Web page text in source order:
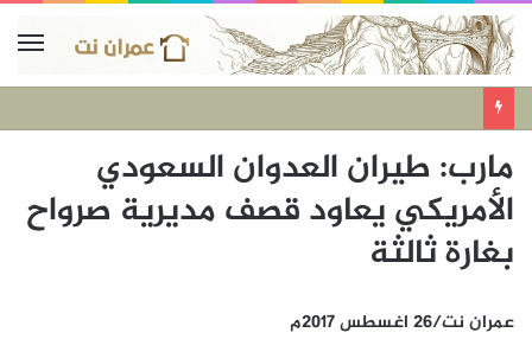
مارب: طيران العدوان السعودي
الأمريكي يعاود قصف مديرية صرواح
بغارة ثالثة
عمران نت/26 اغسطس 2017م